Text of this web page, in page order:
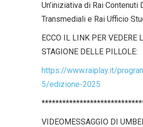
Un’iniziativa di Rai Contenuti
Transmediali e Rai Ufficio
ECCO IL LINK PER VEDERE
STAGIONE DELLE PILLOLE:
https://www.raiplay.it/
5/edizione-2025
VIDEOMESSAGGIO DI